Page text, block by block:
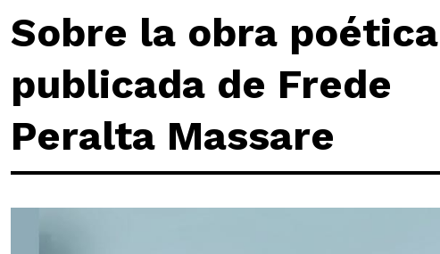
Sobre la obra poética
publicada de Frede
Peralta Massare